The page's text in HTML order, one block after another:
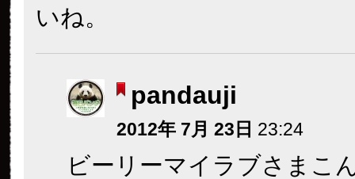
いね。
pandauji
2012年 7月 23日 23:24
ビーリーマイラブさまこ